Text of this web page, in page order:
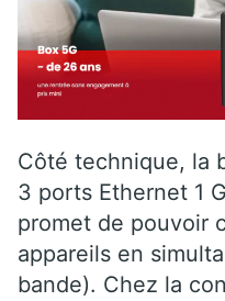
Côté technique, la
3 ports Ethernet 1
promet de pouvoir
appareils en
bande). Chez la